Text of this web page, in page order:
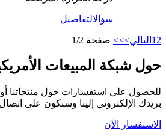
سؤالالتفاصيل
1 2 التالي>>> صفحة 1/2
حول شبكة المبيعات
للحصول على استفسارات حول منتجاتنا
بريدك الإلكتروني إلينا وسنكون على اتصال في
الاستفسار الآن